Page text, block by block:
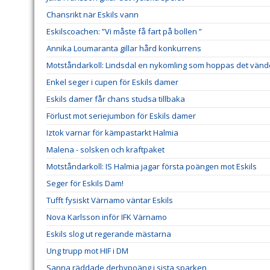
Chansrikt när Eskils vann
Eskilscoachen: ”Vi måste få fart på bollen ”
Annika Loumaranta gillar hård konkurrens
Motståndarkoll: Lindsdal en nykomling som hoppas det
Enkel seger i cupen för Eskils damer
Eskils damer får chans studsa tillbaka
Förlust mot seriejumbon för Eskils damer
Iztok varnar för kämpastarkt Halmia
Malena - solsken och kraftpaket
Motståndarkoll: IS Halmia jagar första poängen mot Eskils
Seger för Eskils Dam!
Tufft fysiskt Värnamo väntar Eskils
Nova Karlsson inför IFK Värnamo
Eskils slog ut regerande mästarna
Ung trupp mot HIF i DM
Sanna räddade derbypoäng i sista sparken